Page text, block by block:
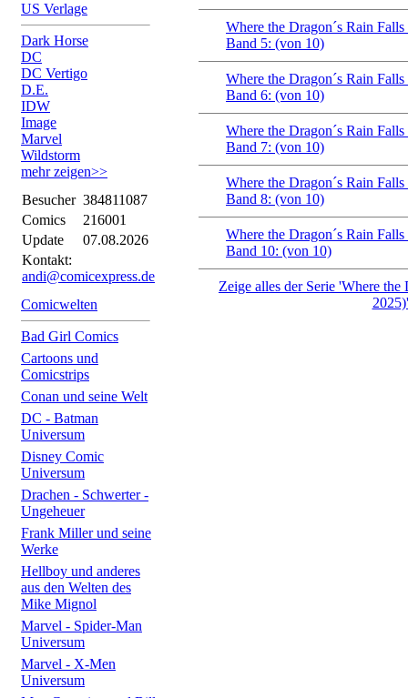
US Verlage
Dark Horse
DC
DC Vertigo
D.E.
IDW
Image
Marvel
Wildstorm
mehr zeigen>>
Besucher 384811087
Comics
216001
Update
07.08.2026
Kontakt:
andi@comicexpress.de
Comicwelten
Bad Girl Comics
Cartoons und
Comicstrips
Conan und seine Welt
DC - Batman
Universum
Disney Comic
Universum
Drachen - Schwerter -
Ungeheuer
Frank Miller und seine
Werke
Hellboy und anderes
aus den Welten des
Mike Mignol
Marvel - Spider-Man
Universum
Marvel - X-Men
Universum
Where the Dragon´s Rain
Band 5: (von 10)
Where the Dragon´s Rain
Band 6: (von 10)
Where the Dragon´s Rain
Band 7: (von 10)
Where the Dragon´s Rain
Band 8: (von 10)
Where the Dragon´s Rain
Band 10: (von 10)
Zeige alles der Serie 'Where
2025)'